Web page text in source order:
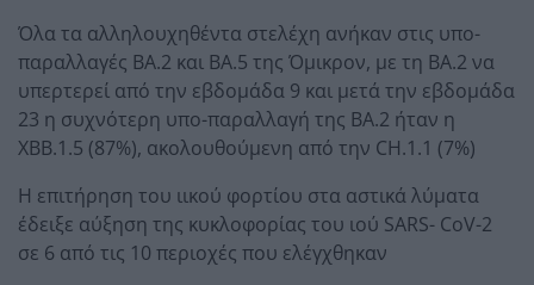
Όλα τα αλληλουχηθέντα στελέχη ανήκαν στις υπο-
παραλλαγές ΒΑ.2 και ΒΑ.5 της Όμικρον, με τη ΒΑ.2 να
υπερτερεί από την εβδομάδα 9 και μετά την εβδομάδα
23 η συχνότερη υπο-παραλλαγή της ΒΑ.2 ήταν η
XBB.1.5 (87%), ακολουθούμενη από την CH.1.1 (7%)
Η επιτήρηση του ιικού φορτίου στα αστικά λύματα
έδειξε αύξηση της κυκλοφορίας του ιού SARS- CoV-2
σε 6 από τις 10 περιοχές που ελέγχθηκαν